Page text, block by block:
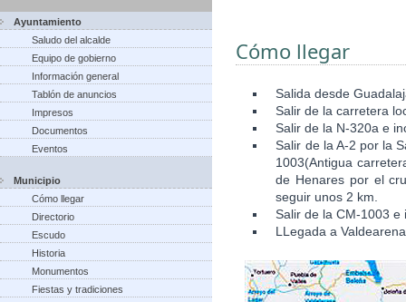
Ayuntamiento
Saludo del alcalde
Equipo de gobierno
Información general
Tablón de anuncios
Impresos
Documentos
Eventos
Municipio
Cómo llegar
Directorio
Escudo
Historia
Monumentos
Fiestas y tradiciones
Cómo llegar
Salida desde
Salir de la carretera
Salir de la N-320a e
Salir de la A-2 por la
1003(Antigua
de Henares por el
seguir unos 2 km.
Salir de la CM-1003
LLegada a